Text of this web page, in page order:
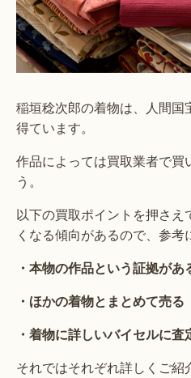
稲垣稔次郎の着物は、人間国
得ています。
作品によっては買取業者で買
う。
以下の買取ポイントを押さ
くなる傾向があるので、参考
・本物の作品という証拠があ
・ほかの着物とまとめて売る
・着物に詳しいバイセルに査
それではそれぞれ詳しくご紹